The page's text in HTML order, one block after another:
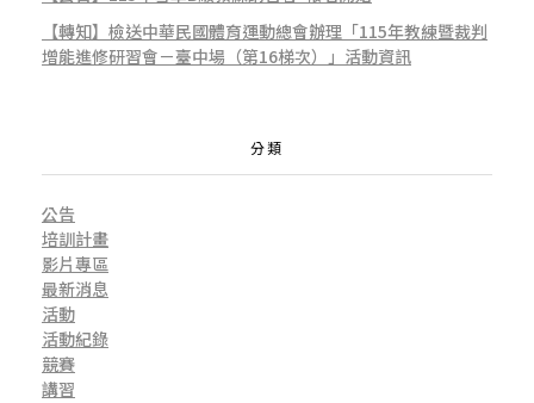
4
年
【轉知】檢送中華民國體育運動總會辦理「115年教練暨裁判
增能進修研習會－臺中場（第16梯次）」活動資訊
分類
公告
培訓計畫
影片專區
最新消息
活動
活動紀錄
競賽
講習